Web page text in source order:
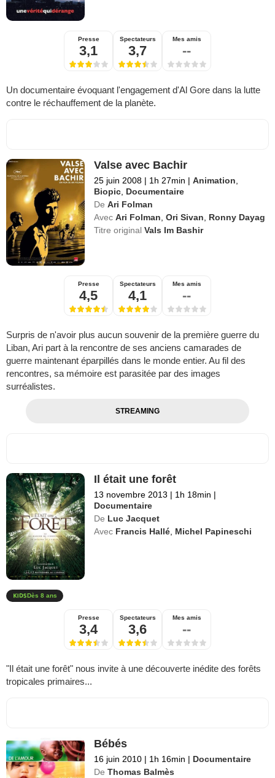
Presse
3,1
Spectateurs
3,7
Mes amis
--
Un documentaire évoquant l'engagement d'Al Gore dans la lutte
contre le réchauffement de la planète.
Valse avec Bachir
25 juin 2008 | 1h 27min | Animation,
Biopic, Documentaire
De Ari Folman
Avec Ari Folman,Ori Sivan, Ronny Dayag
Titre originalVals Im Bashir
Presse
4,5
Spectateurs
4,1
Mes amis
--
Surpris de n'avoir plus aucun souvenir de la première guerre du
Liban, Ari part à la rencontre de ses anciens camarades de
guerre maintenant éparpillés dans le monde entier. Au fil des
rencontres, sa mémoire est parasitée par des images
surréalistes.
STREAMING
Il était une forêt
13 novembre 2013 | 1h 18min |
Documentaire
De Luc Jacquet
Avec Francis Hallé, Michel Papineschi
Dès 8 ans
Presse
3,4
Spectateurs
3,6
Mes amis
--
"Il était une forêt" nous invite à une découverte inédite des forêts
tropicales primaires...
Bébés
16 juin 2010 | 1h 16min | Documentaire
De Thomas Balmès